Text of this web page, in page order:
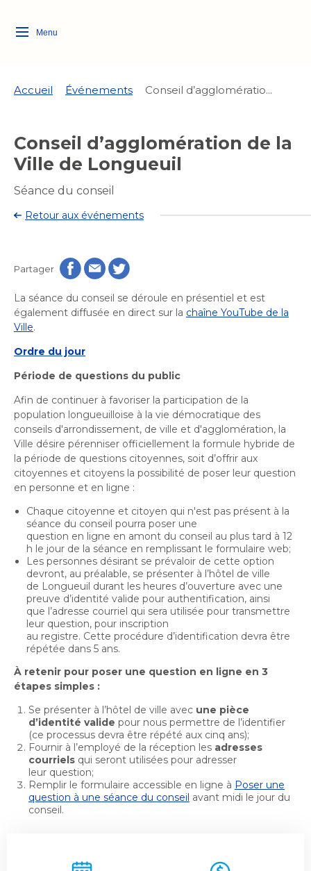
Menu
Ville
lien
vers
l'accueil
Ma ville, ma propriété
Aménagement et urbanisme
Aménagement et urbanisme
Rôle d'évaluation
Loisirs et culture
Arts et culture
Bibliothèques
Développement social
Développement social
Histoire et patrimoine
Histoire et patrimoine
Loisir et vie communautaire
Parcs et espaces verts
Parcs et espaces verts
Sports et saines habitudes de vie
Sports et saines habitudes de vie
Reconnaissance et soutien des organismes
Reconnaissance et soutien des organismes
Bénévolat
Bénévolat
Lutte à l'itinérance
Services de proximité
Déneigement
Déneigement
Eau
Eau
Écocentres
Info-Travaux
Matières résiduelles et collectes
Matières résiduelles et collectes
Stationnements municipaux
Stationnements municipaux
Voie publique
Voie publique
Transition socioécologique
et mobilité
Transition socioécologique et mobilité
Transition socioécologique et mobilité
Arbres, plantes et pelouse
Biodiversité et milieux naturels
Lutte aux changements climatiques
Lutte aux changements climatiques
Mobilité durable
Mobilité durable
Verdissement et travaux de foresterie
Verdissement et travaux de foresterie
Sécurité publique
Service de police
Service sécurité incendie
Service sécurité incendie
Sécurisation des rues locales
Sécurisation des rues locales
Vie démocratique
Élus
Élus
Demande d'accès à l'information
Demande d'accès à l'information
Instances décisionnelles
Instances décisionnelles
Participation citoyenne
Participation citoyenne
Procès-verbaux
Procès-verbaux
Projets particuliers
Projets particuliers
Ouvre
dans
une
nouvelle
fenêtre
Règlements municipaux
Règlements municipaux
Entreprises
Développement économique
Développement économique
Ouvre
dans
nouvelle
fenêtre
Développement immobilier
Développement immobilier
dans
une
nouvelle
fenêtre
Fournisseurs
Fournisseurs
Gestion des matières résiduelles
Gestion des matières résiduelles
À propos de la Ville
Actualités et publications
Actualités et publications
Administration municipale
Administration municipale
Approvisionnement
Approvisionnement
Bureau de l’éthique et de l’inspection
contractuelle
Bureau de l’éthique et de l’inspection
contractuelle
Ouvre
dans
fenêtre
Bureau protecteur citoyen
Bureau protecteur citoyen
Centre-ville de Longueuil
Centre-ville de Longueuil
Cour municipale et contravention
Gouvernance et saine gestion
Gouvernance et saine gestion
Office de participation publique de Longueuil
Office de participation publique de Longueuil
dans
une
Politiques municipales
Politiques municipales
Vérificatrice générale
Quoi faire à Longueuil
Activités artistiques et
culturelles
Activités littéraires
Activités éducatives et de
loisirs
Activités sportives et plein
air
Arts de la scène, spectacles
et festivals
Calendrier des événements
Accueil Événements Conseil d’agglomératio...
Conseil d’agglomération de la
Ville de Longueuil
Séance du conseil
Retour aux événements
Partager
La séance du conseil se déroule en présentiel et est
également diffusée en direct sur la chaîne YouTube de la
Ville.
Ordre du jour
Période de questions du public
Afin de continuer à favoriser la participation de la
population longueuilloise à la vie démocratique des
conseils d'arrondissement, de ville et d'agglomération, la
Ville désire pérenniser officiellement la formule hybride de
la période de questions citoyennes, soit d’offrir aux
citoyennes et citoyens la possibilité de poser leur question
en personne et en ligne : ​​
Chaque citoyenne et citoyen qui n'est pas présent à la
séance du conseil pourra poser une
question en ligne en amont du conseil au plus tard à 12
h le jour de la séance en remplissant le formulaire web;​​​
Les personnes désirant se prévaloir de cette option
devront, au préalable, se présenter à l’hôtel de ville
de Longueuil durant les heures d’ouverture avec une
preuve d’identité valide pour authentification, ainsi
que l’adresse courriel qui sera utilisée pour transmettre
leur question, pour inscription
au registre. Cette procédure d’identification devra être
répétée dans 5 ans.​
À retenir pour poser une question en ligne en 3
étapes simples :​
Se présenter à l’hôtel de ville avec une pièce
d’identité valide pour nous permettre de l’identifier
(ce processus devra être répété aux cinq ans)​;
Fournir à l’employé de la réception les adresses
courriels qui seront utilisées pour adresser
leur question​;
Remplir le formulaire accessible en ligne à Poser une
question à une séance du conseil avant midi le jour du
conseil​.